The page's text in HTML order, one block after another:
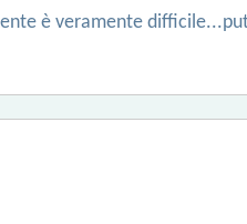
è veramente